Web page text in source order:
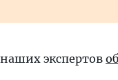
экспертов